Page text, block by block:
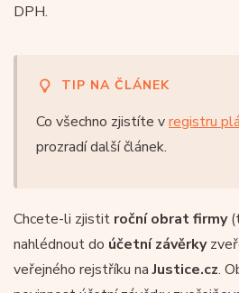
DPH.
TIP NA ČLÁNEK
Co všechno zjistíte vregistru
prozradí další článek.
Chcete-li zjistit roční obrat firmy
nahlédnout do účetní závěrky
veřejného rejstříku naJustice.cz.